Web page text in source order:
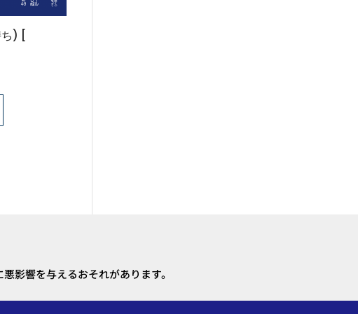
ち) [
影響を与えるおそれがあります。